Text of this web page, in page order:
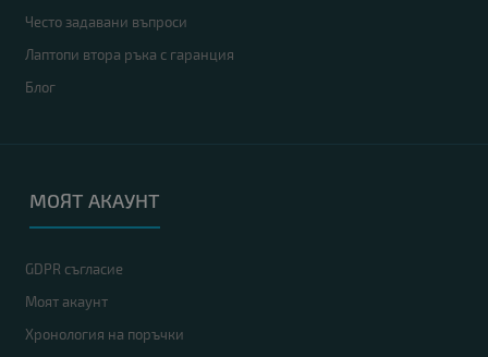
Често задавани въпроси
Лаптопи втора ръка с гаранция
Блог
МОЯТ АКАУНТ
GDPR съгласие
Моят акаунт
Хронология на поръчки